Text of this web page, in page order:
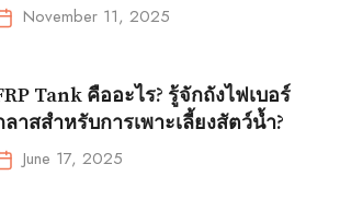
November 11, 2025
Tank คืออะไร? รู้จักถังไฟเบอร์
ลาสสำหรับการเพาะเลี้ยงสัตว์น้ำ?
June 17, 2025